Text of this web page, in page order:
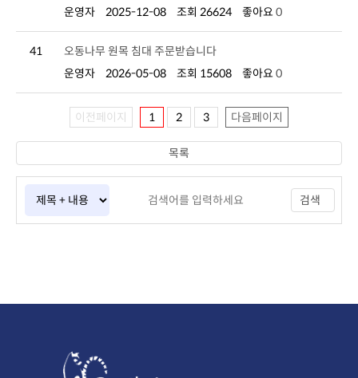
운영자
2025-12-08 조회 26624 좋아요 0
41
오동나무 원목 침대 주문받습니다
운영자
2026-05-08 조회 15608 좋아요 0
이전페이지 1 2 3 다음페이지
검색
목록